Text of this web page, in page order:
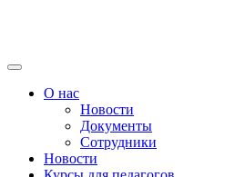
О нас
Новости
Документы
Сотрудники
Новости